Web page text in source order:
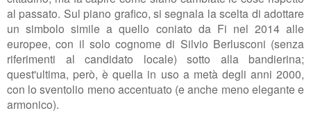
al passato. Sul piano grafico, si segnala la scelta di adottare
un simbolo simile a quello coniato da Fi nel 2014 alle
europee, con il solo cognome di Silvio Berlusconi (senza
riferimenti al candidato locale) sotto alla bandierina;
quest'ultima, però, è quella in uso a metà degli anni 2000,
con lo sventolio meno accentuato (e anche meno elegante e
armonico).